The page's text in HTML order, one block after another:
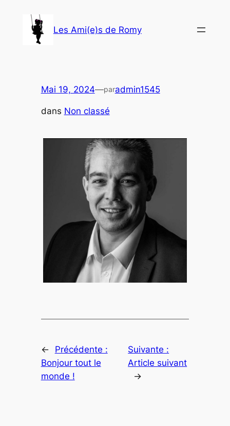
contenu
Les Ami(e)s de Romy
Mai 19, 2024—paradmin1545
dans Non classé
←
Précédente :
Bonjour tout le
monde !
Suivante :
Article suivant
→